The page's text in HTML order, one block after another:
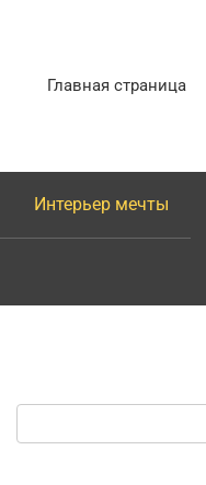
Главная страница
Интерьер мечты